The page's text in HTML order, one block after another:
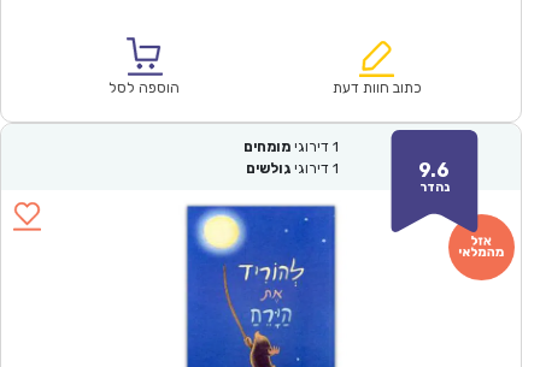
₪57.00.
הוא:
כתוב חוות דעת הוספה לסל
9.6
נהדר
1 דירוגי מומחים
1 דירוגי גולשים